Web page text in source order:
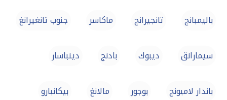
باليمبانج تانجيرانج ماكاسر جنوب تانغيرانغ
سيمارانق ديبوك بادنج دينباسار
باندار لامبونج بوجور مالانغ بيكانبارو